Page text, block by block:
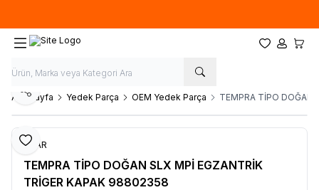
Favorilerim
Hesabım
Ana Sayfa Yedek Parça OEM Yedek Parça TEMPRA TİPO DOĞAN
Favoriye Ekle
Paylaş
OPAR
TEMPRA TİPO DOĞAN SLX MPİ EGZANTRİK
TRİGER KAPAK 98802358